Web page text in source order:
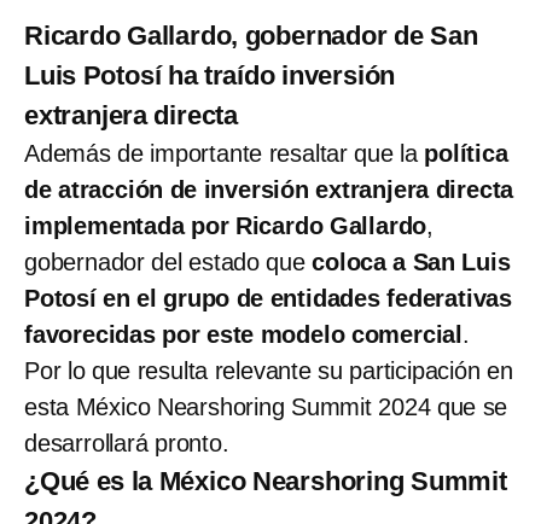
Ricardo Gallardo, gobernador de San
Luis Potosí ha traído inversión
extranjera directa
Además de importante resaltar que la política
de atracción de inversión extranjera directa
implementada por Ricardo Gallardo,
gobernador del estado quecoloca a San Luis
Potosí en el grupo de entidades federativas
favorecidas por este modelo comercial .
Por lo que resulta relevante su participación en
esta México Nearshoring Summit 2024 que se
desarrollará pronto.
¿Qué es la México Nearshoring Summit